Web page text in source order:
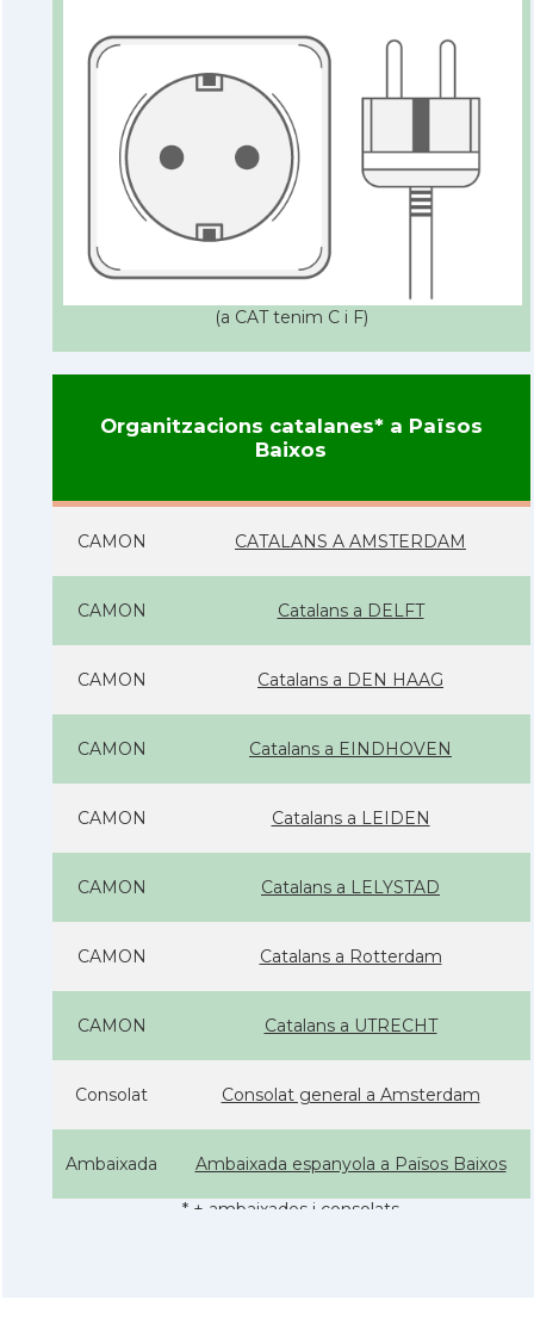
(a CAT tenim C i F)
Organitzacions catalanes* a Països
Baixos
CAMON CATALANS A AMSTERDAM
CAMON Catalans a DELFT
CAMON Catalans a DEN HAAG
CAMON Catalans a EINDHOVEN
CAMON Catalans a LEIDEN
CAMON Catalans a LELYSTAD
CAMON Catalans a Rotterdam
CAMON Catalans a UTRECHT
Consolat Consolat general a Amsterdam
Ambaixada Ambaixada espanyola a Països Baixos
* + ambaixades i consolats